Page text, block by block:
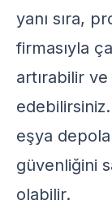
yanı sıra,
firmasıyla
artırabilir ve
eşya
güvenliğini
olabilir.